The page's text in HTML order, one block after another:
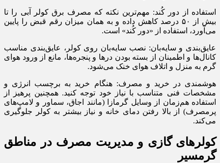
استفاده از دور کُند: مهم‌ترین نکته که مصرف برق کولر آبی را تا
بیش از ۵۰ درصد کاهش داده و به همان میزان رقم قبض را پایین
می‌آورد، استفاده از «دور کُند» است.
عایق‌بندی و سایه‌بان: نصب سایه‌بان روی کولر، عایق‌بندی مناسب
کانال‌ها و اطمینان از بسته بودن درها و پنجره‌ها، مانع از ورود هوای
گرم به منزل و اتلاف هوای خنک می‌شود.
هوشمندی در خرید و مصرف: هنگام خرید به برچسب انرژی و
مشخصات فنی متناسب با نیاز خود توجه کنید. همچنین پرهیز از
استفاده هم‌زمان از وسایل گرمازا (مانند اجاق، سماور و لامپ‌های
پرمصرف) از بالا رفتن دمای خانه و نیاز بیشتر به کولر جلوگیری
می‌کند.
کولرهای گازی و مدیریت مصرف در مناطق
گرمسیر